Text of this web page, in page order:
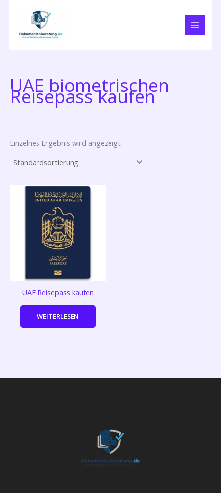
UAE biometrischen
Reisepass kaufen
Einzelnes Ergebnis wird angezeigt
UAE Reisepass kaufen
WEITERLESEN